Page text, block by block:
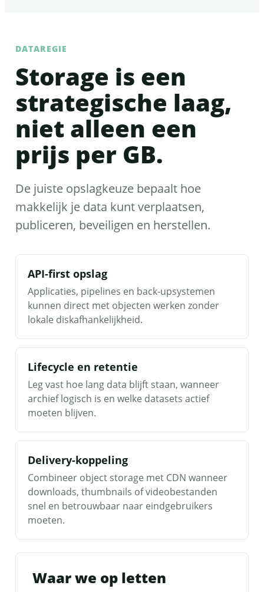
DATAREGIE
Storage is een
strategische laag,
niet alleen een
prijs per GB.
De juiste opslagkeuze bepaalt hoe
makkelijk je data kunt verplaatsen,
publiceren, beveiligen en herstellen.
API-first opslag
Applicaties, pipelines en back-upsystemen
kunnen direct met objecten werken zonder
lokale diskafhankelijkheid.
Lifecycle en retentie
Leg vast hoe lang data blijft staan, wanneer
archief logisch is en welke datasets actief
moeten blijven.
Delivery-koppeling
Combineer object storage met CDN wanneer
downloads, thumbnails of videobestanden
snel en betrouwbaar naar eindgebruikers
moeten.
Waar we op letten